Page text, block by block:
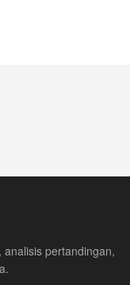
pertandingan,